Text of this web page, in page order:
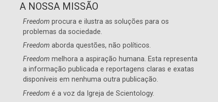
A NOSSA MISSÃO
Freedom procura e ilustra as soluções para os
problemas da sociedade.
Freedom aborda questões, não políticos.
Freedom melhora a aspiração humana. Esta representa
a informação publicada e reportagens claras e exatas
disponíveis em nenhuma outra publicação.
Freedom é a voz da Igreja de Scientology.